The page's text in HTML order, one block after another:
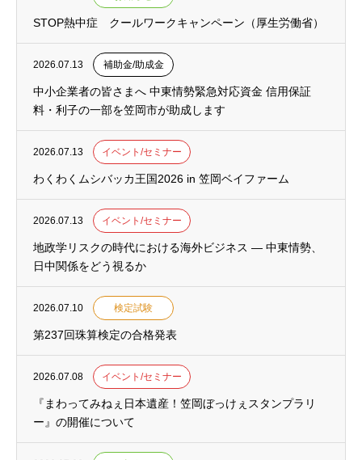
STOP熱中症 クールワークキャンペーン（厚生労働省）
2026.07.13 補助金/助成金
中小企業者の皆さまへ 中東情勢緊急対応資金 信用保証
料・利子の一部を笠岡市が助成します
2026.07.13 イベント/セミナー
わくわくムシバッカ王国2026 in 笠岡ベイファーム
2026.07.13 イベント/セミナー
地政学リスクの時代における海外ビジネス ― 中東情勢、
日中関係をどう視るか
2026.07.10 検定試験
第237回珠算検定の合格発表
2026.07.08 イベント/セミナー
『まわってみねぇ日本遺産！笠岡ぼっけぇスタンプラリ
ー』の開催について